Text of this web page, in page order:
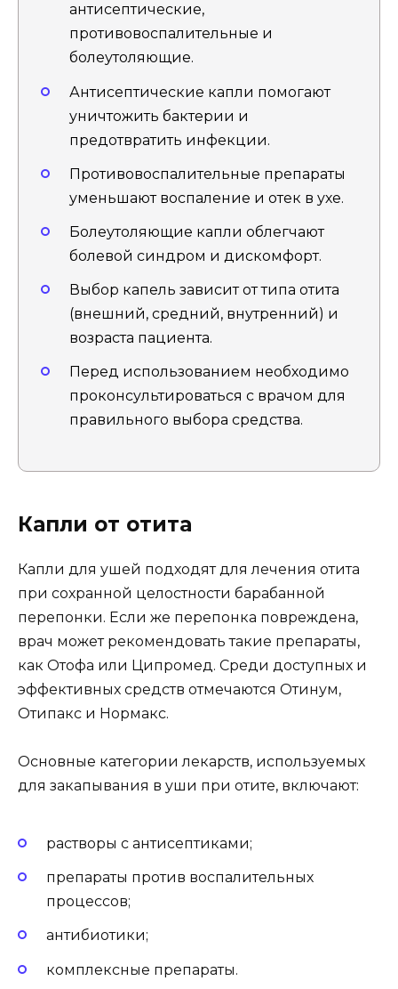
антисептические,
противовоспалительные и
болеутоляющие.
Антисептические капли помогают
уничтожить бактерии и
предотвратить инфекции.
Противовоспалительные препараты
уменьшают воспаление и отек в ухе.
Болеутоляющие капли облегчают
болевой синдром и дискомфорт.
Выбор капель зависит от типа отита
(внешний, средний, внутренний) и
возраста пациента.
Перед использованием необходимо
проконсультироваться с врачом для
правильного выбора средства.
Капли от отита
Капли для ушей подходят для лечения отита
при сохранной целостности барабанной
перепонки. Если же перепонка повреждена,
врач может рекомендовать такие препараты,
как Отофа или Ципромед. Среди доступных и
эффективных средств отмечаются Отинум,
Отипакс и Нормакс.
Основные категории лекарств, используемых
для закапывания в уши при отите, включают:
растворы с антисептиками;
препараты против воспалительных
процессов;
антибиотики;
комплексные препараты.